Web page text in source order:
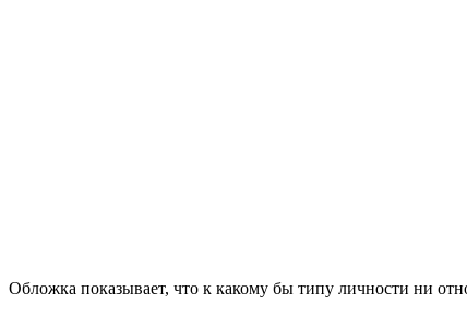
Обложка показывает, что к какому бы типу личности ни